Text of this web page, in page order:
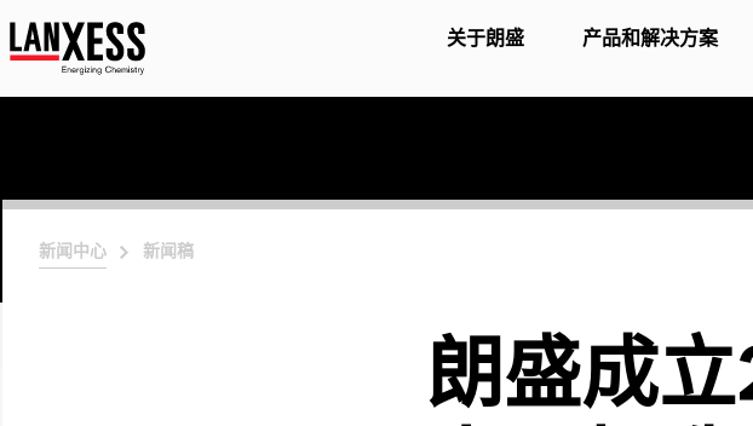
关于朗盛 产品和解决方案
新闻中心 新闻稿
朗盛成